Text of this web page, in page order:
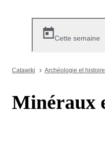
Cette semaine
Catawiki Archéologie et
Minéraux